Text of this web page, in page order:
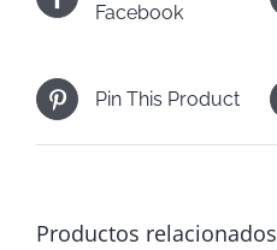
Facebook
Pin This Product
Productos relacionados